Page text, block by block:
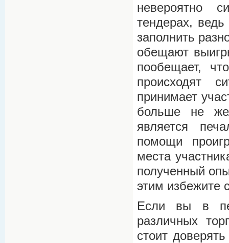
невероятно
тендерах,
заполнить
обещают
пообещает,
происходят
принимает
больше не
является
помощи
места
полученный
этим избежите
Если вы в
различных
стоит